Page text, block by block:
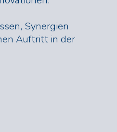
Synergien
Auftritt in der